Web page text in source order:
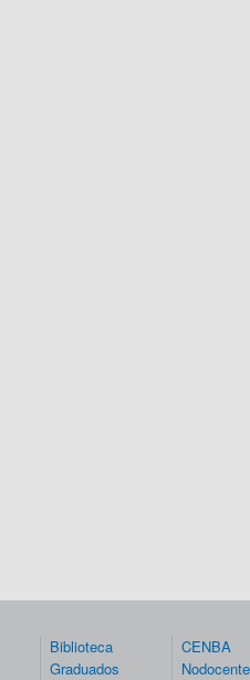
Biblioteca
Graduados
CENBA